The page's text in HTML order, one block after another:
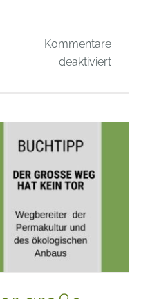
Kommentare
deaktiviertfür